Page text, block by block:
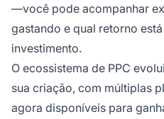
—você pode acompanhar
gastando e qual retorno
investimento.
O ecossistema de PPC
sua criação, com múltiplas
agora disponíveis para